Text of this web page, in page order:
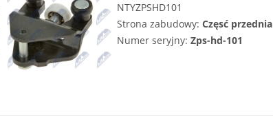
NTYZPSHD101
Strona zabudowy: Częsć przednia
Numer seryjny: Zps-hd-101